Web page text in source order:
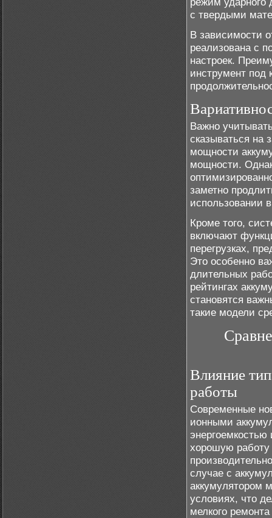
с твердыми
В зависимости
реализована с
настроек.
инструмент под
Важно
сказываться на
мощности
мощности.
заметно
использовании
Кроме того,
включают
перегрузках,
Это особенно
длительных
рейтингах
становятся
такие модели
Влияние
работы
Современные
ионными
энергоемкостью
хорошую работу
случае с
аккумулятором
условиях, что
мелкого